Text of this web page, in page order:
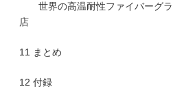
世界の高温耐性ファイバーグラ
店
11 まとめ
12 付録